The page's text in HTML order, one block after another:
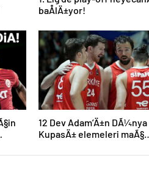
baÅlÄ±yor!
12 Dev Adam’Ä±n DÃ¼nya
KupasÄ± elemeleri maÃ§